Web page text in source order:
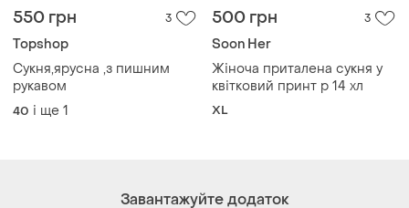
550 грн 3
Topshop
Сукня,ярусна ,з пишним
рукавом
40 і ще 1
500 грн 3
Soon Her
Жіноча приталена сукня у
квітковий принт р 14 хл
XL
Завантажуйте додаток